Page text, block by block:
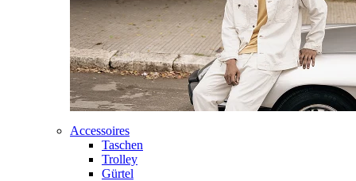
Accessoires
Taschen
Trolley
Gürtel